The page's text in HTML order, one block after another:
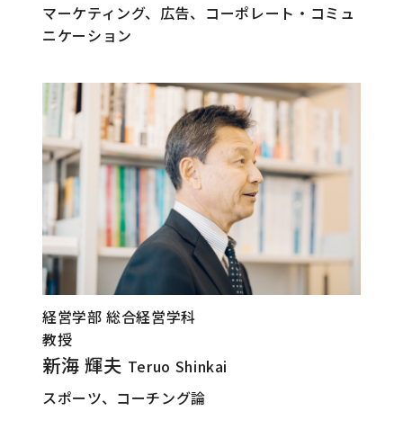
マーケティング、広告、コーポレート・コミュ
ニケーション
経営学部 総合経営学科
教授
新海 輝夫 Teruo Shinkai
スポーツ、コーチング論